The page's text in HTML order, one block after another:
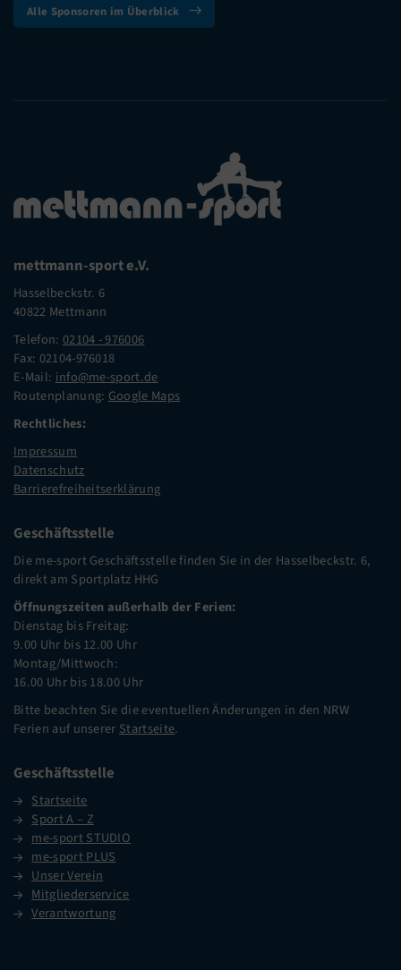
Alle Sponsoren im Überblick
mettmann-sport e.V.
Hasselbeckstr. 6
40822 Mettmann
Telefon: 02104 - 976006
Fax: 02104-976018
E-Mail: info@me-sport.de
Routenplanung: Google Maps
Rechtliches:
Impressum
Datenschutz
Barrierefreiheitserklärung
Geschäftsstelle
Die me-sport Geschäftsstelle finden Sie in der Hasselbeckstr. 6,
direkt am Sportplatz HHG
Öffnungszeiten außerhalb der Ferien:
Dienstag bis Freitag:
9.00 Uhr bis 12.00 Uhr
Montag/Mittwoch:
16.00 Uhr bis 18.00 Uhr
Bitte beachten Sie die eventuellen Änderungen in den NRW
Ferien auf unserer Startseite.
Geschäftsstelle
Startseite
Sport A – Z
me-sport STUDIO
me-sport PLUS
Unser Verein
Mitgliederservice
Verantwortung